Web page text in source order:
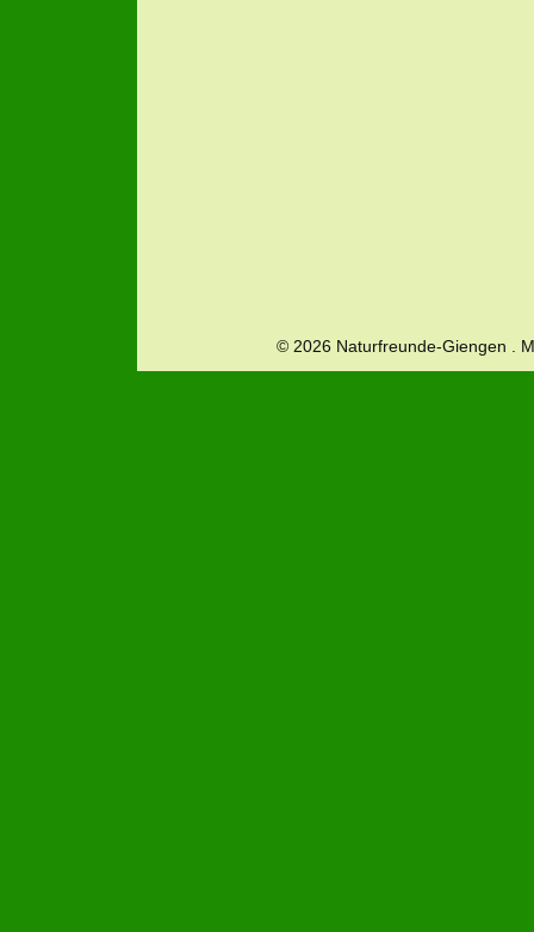
© 2026 Naturfreunde-Giengen .